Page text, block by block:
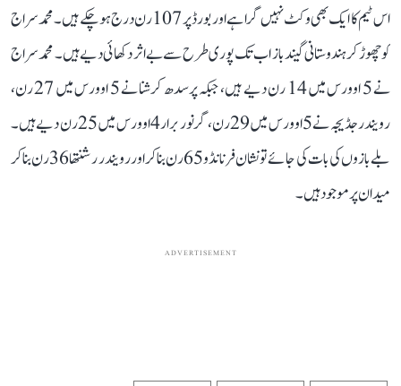
اس ٹیم کا ایک بھی وکٹ نہیں گرا ہے اور بورڈ پر 107 رن درج ہو چکے ہیں۔ محمد سراج
کو چھوڑ کر ہندوستانی گیندباز اب تک پوری طرح سے بے اثر دکھائی دیے ہیں۔ محمد سراج
نے 5 اوورس میں 14 رن دیے ہیں، جبکہ پرسدھ کرشنا نے 5 اوورس میں 27 رن،
رویندر جڈیجہ نے 5 اوورس میں 29 رن، گرنور برار 4 اوورس میں 25 رن دیے ہیں۔
بلے بازوں کی بات کی جائے تو نشان فرنانڈو 65 رن بنا کر اور رویندر رشنتھا 36 رن بنا کر
میدان پر موجود ہیں۔
ADVERTISEMENT